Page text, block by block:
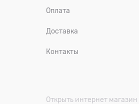
Оплата
Доставка
Контакты
Открыть интернет магазин